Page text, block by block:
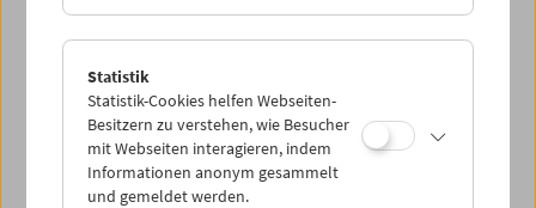
PROGRAMM ÜBERBLICK
Statistik
Statistik-Cookies helfen Webseiten-
Besitzern zu verstehen, wie Besucher
mit Webseiten interagieren, indem
Informationen anonym gesammelt
und gemeldet werden.